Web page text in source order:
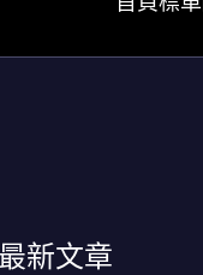
最新文章